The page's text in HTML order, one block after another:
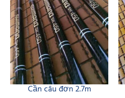
Cần câu đơn 2.7m